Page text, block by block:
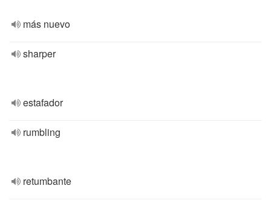
más nuevo
sharper
estafador
rumbling
retumbante